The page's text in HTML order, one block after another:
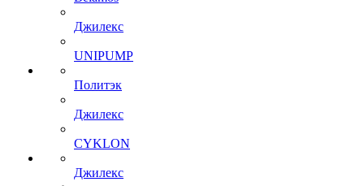
Джилекс
UNIPUMP
Политэк
Джилекс
CYKLON
Джилекс